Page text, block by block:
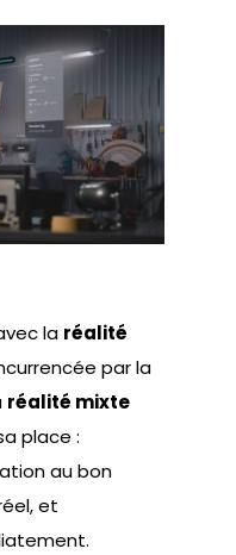
la réalité
par la
réalité mixte
place :
au bon
et